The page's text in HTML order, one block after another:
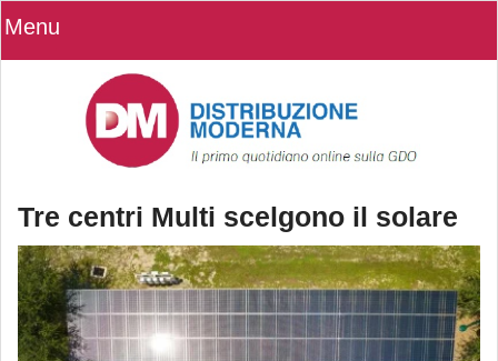
Menu
Tre centri Multi scelgono il solare